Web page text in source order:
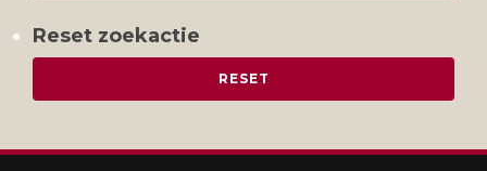
Reset zoekactie